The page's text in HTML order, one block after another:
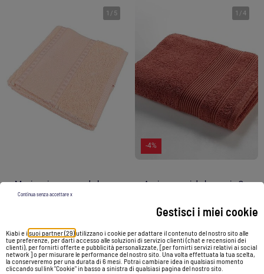
Gestisci i miei cookie
Kiabi e i suoi partner (29)utilizzano i cookie per adattare il contenuto del nostro sito alle
tue preferenze, per darti accesso alle soluzioni di servizio clienti (chat e recensioni dei
clienti), per fornirti offerte e pubblicità personalizzate, [per fornirti servizi relativi ai social
network ] o per misurare le performance del nostro sito. Una volta effettuata la tua scelta,
la conserveremo per una durata di 6 mesi. Potrai cambiare idea in qualsiasi momento
cliccando sul link "Cookie" in basso a sinistra di qualsiasi pagina del nostro sito.
Continua senza accettare x
1 / 5
Maxi asciugamano da bagno da ricamare in spugna tela Aïda
Vedi prodotto
1 /4
-4%
Asciugamani da bagno in Cotone PROMO LINGE
Vedi prodotto